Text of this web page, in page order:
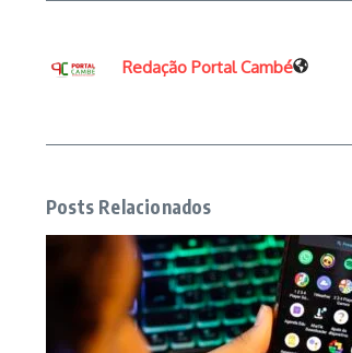
Redação Portal Cambé
Posts Relacionados